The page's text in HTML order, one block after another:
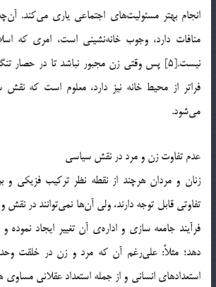
انجام بهتر مسئولیت‌های اجتماعی یاری می‌کند.
منافات دارد، وجوب خانه‌نشینی است، امری که
نیست.[5] پس وقتی زن مجبور نباشد تا در حصار
فراتر از محیط خانه نیز دارد، معلوم است که نقش
می‌شود.
عدم تفاوت زن و مرد در نقش سیاسی
زنان و مردان هرچند از نقطه نظر ترکیب فزیکی و
تفاوتی قابل توجه دارند، ولی آن‌ها نمی‌توانند در
فرآیند جامعه سازی و اداره‌ی آن تغییر ایجاد
دهد؛ مثلاً: علی‌رغم آن که مرد و زن در خلقت
استعدادهای انسانی و از جمله استعداد عقلانی